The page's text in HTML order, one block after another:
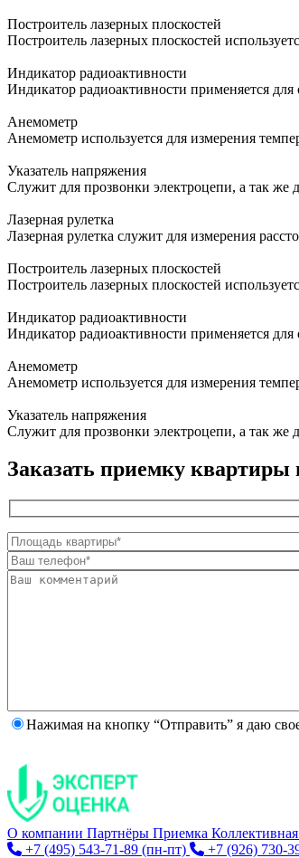
Построитель лазерных плоскостей
Построитель лазерных плоскостей
Индикатор радиоактивности
Индикатор радиоактивности применяется
Анемометр
Анемометр используется для измерения
Указатель напряжения
Служит для прозвонки электроцепи, а так же
Лазерная рулетка
Лазерная рулетка служит для измерения
Построитель лазерных плоскостей
Построитель лазерных плоскостей
Индикатор радиоактивности
Индикатор радиоактивности применяется
Анемометр
Анемометр используется для измерения
Указатель напряжения
Служит для прозвонки электроцепи, а так же
Заказать приемку
Нажимая на кнопку “Отправить” я даю
О компании Партнёры Приемка
+7 (495) 543-71-89 (пн-пт) +7 (926) 730-